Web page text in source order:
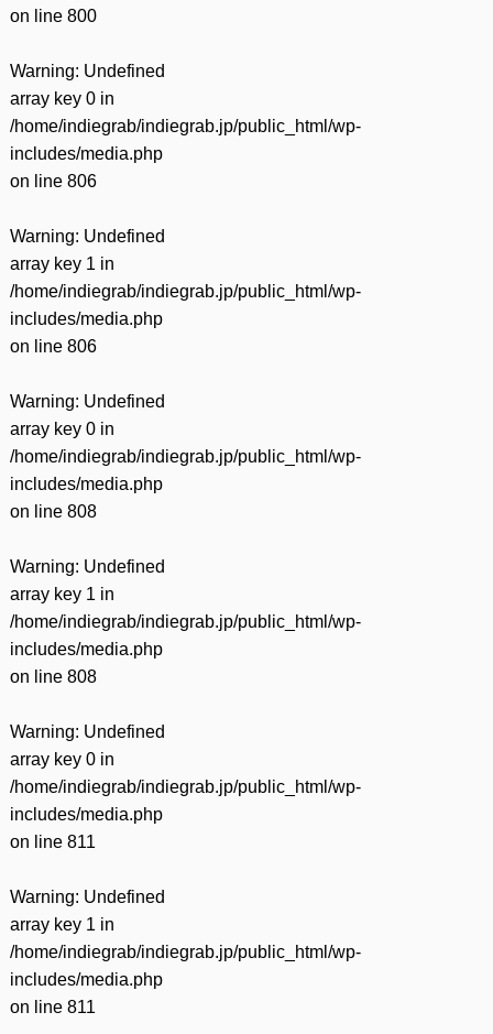
on line 800
Warning: Undefined
array key 0 in
/home/indiegrab/indiegrab.jp/public_html/wp-
includes/media.php
on line 806
Warning: Undefined
array key 1 in
/home/indiegrab/indiegrab.jp/public_html/wp-
includes/media.php
on line 806
Warning: Undefined
array key 0 in
/home/indiegrab/indiegrab.jp/public_html/wp-
includes/media.php
on line 808
Warning: Undefined
array key 1 in
/home/indiegrab/indiegrab.jp/public_html/wp-
includes/media.php
on line 808
Warning: Undefined
array key 0 in
/home/indiegrab/indiegrab.jp/public_html/wp-
includes/media.php
on line 811
Warning: Undefined
array key 1 in
/home/indiegrab/indiegrab.jp/public_html/wp-
includes/media.php
on line 811